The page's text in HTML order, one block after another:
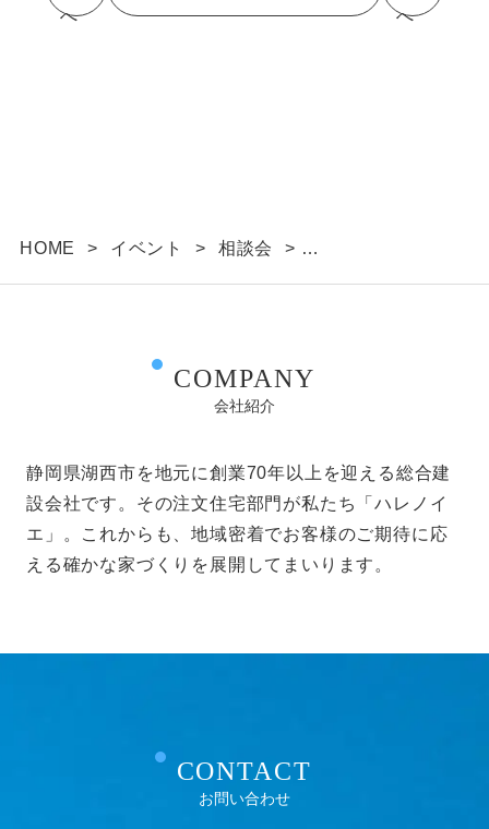
へ
へ
HOME > イベント > 相談会
>
家づくり無料相談会開催 1/22(土)23(日)
COMPANY
会社紹介
静岡県湖西市を地元に創業70年以上を迎える総合建
設会社です。その注文住宅部門が私たち「ハレノイ
エ」。これからも、地域密着でお客様のご期待に応
える確かな家づくりを展開してまいります。
CONTACT
お問い合わせ